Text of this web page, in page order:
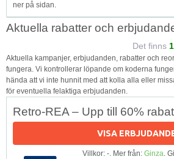
ner på sidan.
Aktuella rabatter och
Det finns
Aktuella kampanjer, erbjudanden, rabatter och
fungera. Vi kontrollerar löpande om koderna
hända att vi inte hunnit med att kolla alla eller
för eventuella felaktiga erbjudanden.
Retro-REA – Upp till 60%
VISA
Villkor: -. Mer från: Ginza.